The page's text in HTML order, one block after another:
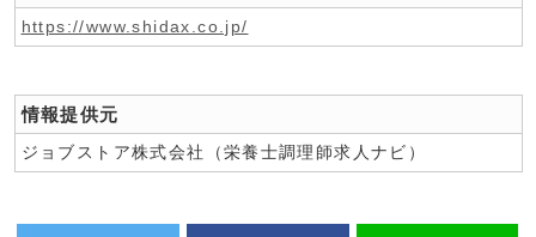
https://www.shidax.co.jp/
情報提供元
ジョブストア株式会社（栄養士調理師求人ナビ）